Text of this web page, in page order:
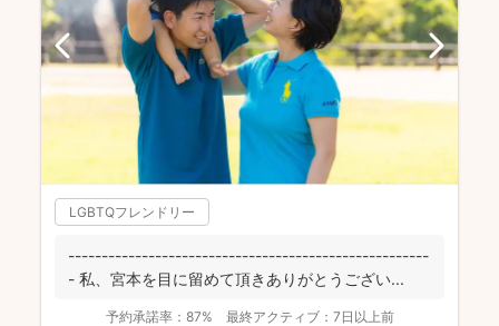
LGBTQフレンドリー
------------------------------------------------------
- 私、宮本を目に留めて頂きありがとうござい...
予約承諾率： 87% 最終アクティブ： 7日以上前